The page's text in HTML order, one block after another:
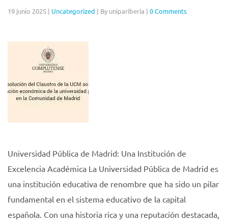
19 junio 2025 | Uncategorized | By unipariberia | 0 Comments
Universidad Pública de Madrid: Una Institución de
Excelencia Académica La Universidad Pública de Madrid es
una institución educativa de renombre que ha sido un pilar
fundamental en el sistema educativo de la capital
española. Con una historia rica y una reputación destacada,